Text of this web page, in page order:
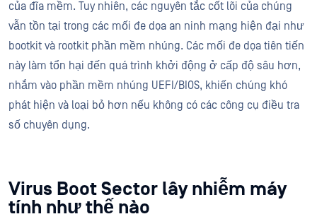
của đĩa mềm. Tuy nhiên, các nguyên tắc cốt lõi của chúng
vẫn tồn tại trong các mối đe dọa an ninh mạng hiện đại như
bootkit và rootkit phần mềm nhúng. Các mối đe dọa tiên tiến
này làm tổn hại đến quá trình khởi động ở cấp độ sâu hơn,
nhắm vào phần mềm nhúng UEFI/BIOS, khiến chúng khó
phát hiện và loại bỏ hơn nếu không có các công cụ điều tra
số chuyên dụng.
Virus Boot Sector lây nhiễm máy
tính như thế nào